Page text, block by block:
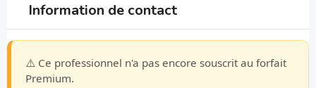
Information de contact
⚠️ Ce professionnel n'a pas encore souscrit au forfait
Premium.